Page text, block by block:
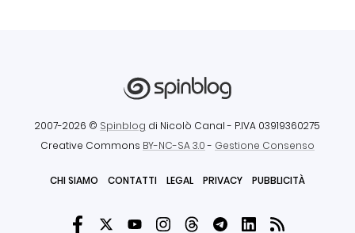
2007-2026 © Spinblog di Nicolò Canal - P.IVA 03919360275
Creative Commons BY-NC-SA 3.0- Gestione Consenso
CHI SIAMO CONTATTI LEGAL PRIVACY PUBBLICITÀ